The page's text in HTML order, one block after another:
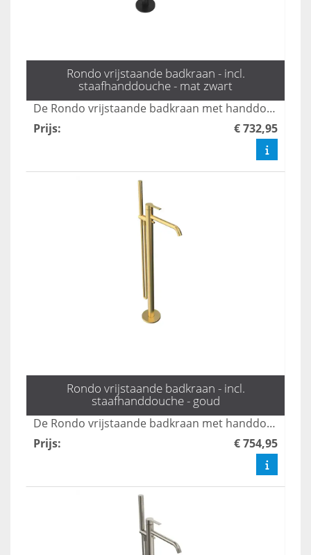
Rondo vrijstaande badkraan - incl.
staafhanddouche - mat zwart
De Rondo vrijstaande badkraan met handdouche in mat zwart combineert stijl en functionaliteit, perfect voor moderne badkamers. Met een elegante uitstraling en gebruiksvriendelijke bediening biedt deze kraan een luxe ervaring tijdens uw badmomenten. Dankzij het duurzame ontwerp en de hoogwaardige afwerking is dit product een ideale keuze voor elk interieur.
Prijs: € 732,95
Rondo vrijstaande badkraan - incl.
staafhanddouche - goud
De Rondo vrijstaande badkraan met handdouche in mat zwart combineert stijl en functionaliteit, perfect voor moderne badkamers. Met een elegante uitstraling en gebruiksvriendelijke bediening biedt deze kraan een luxe ervaring tijdens uw badmomenten. Dankzij het duurzame ontwerp en de hoogwaardige afwerking is dit product een ideale keuze voor elk interieur.
Prijs: € 754,95